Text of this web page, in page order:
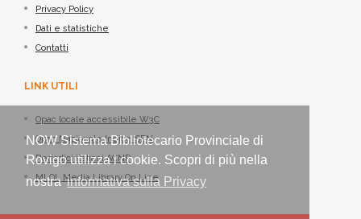
NOW Sistema Bibliotecario Provinciale di
Rovigo utilizza i cookie. Scopri di più nella
nostrainformativa sulla Privacy
Privacy Policy
Dati e statistiche
Contatti
LINK UTILI
Opac locale accessibile W3C
Opac Nazionale Indice SBN
Periodici italiani ACNP
MLOL Media Library On Line